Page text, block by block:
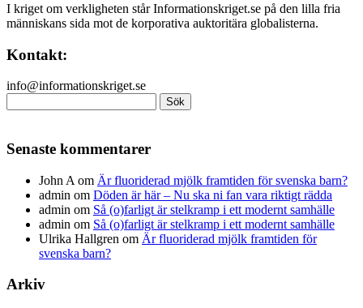
I kriget om verkligheten står Informationskriget.se på den lilla fria
människans sida mot de korporativa auktoritära globalisterna.
Kontakt:
info@informationskriget.se
efter:
Senaste kommentarer
John A om Är fluoriderad mjölk framtiden för svenska barn?
admin om Döden är här – Nu ska ni fan vara riktigt rädda
admin om Så (o)farligt är stelkramp i ett modernt samhälle
admin om Så (o)farligt är stelkramp i ett modernt samhälle
Ulrika Hallgren om Är fluoriderad mjölk framtiden för
svenska barn?
Arkiv